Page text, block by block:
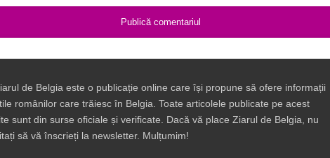
de Belgia este o publicație online care își propune să ofere informații
românilor care trăiesc în Belgia. Toate articolele publicate pe acest
sunt din surse oficiale și verificate. Dacă vă place Ziarul de Belgia, nu
să vă înscrieți la newsletter. Mulțumim!